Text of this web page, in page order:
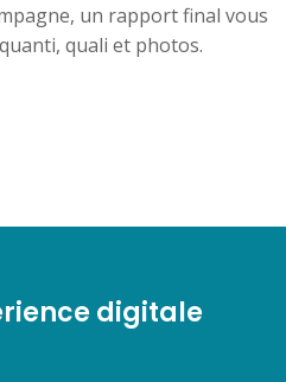
un rapport final vous
quali et photos.
digitale